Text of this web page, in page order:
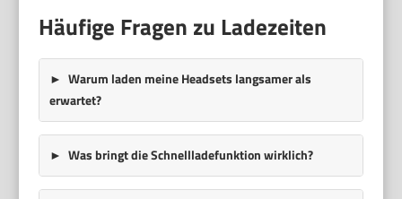
Häufige Fragen zu Ladezeiten
Warum laden meine Headsets langsamer als
erwartet?
Was bringt die Schnellladefunktion wirklich?